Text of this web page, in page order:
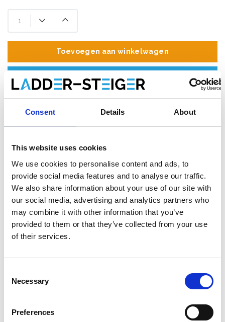
Consent Details About
This website uses cookies
We use cookies to personalise content and ads, to
provide social media features and to analyse our traffic.
We also share information about your use of our site with
our social media, advertising and analytics partners who
may combine it with other information that you’ve
provided to them or that they’ve collected from your use
of their services.
Selection
Necessary
Preferences
Toevoegen aan winkelwagen
Toevoegen aan offerte
Product informatie Vergelijkbare producten
ASC AGS (Advantaged Guardrail System) rolsteiger
voldoet aan de nieuwe norm. Vanaf 1 januari 2018 is het verplicht
De platforms zijn verkrijgbaar met een houten deck of
De AGS Pro rolsteiger is geschikt voor werkzaamheden